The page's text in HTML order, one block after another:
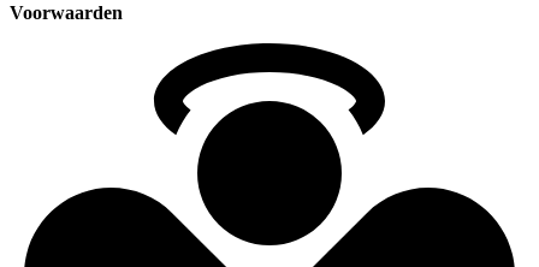
Voorwaarden